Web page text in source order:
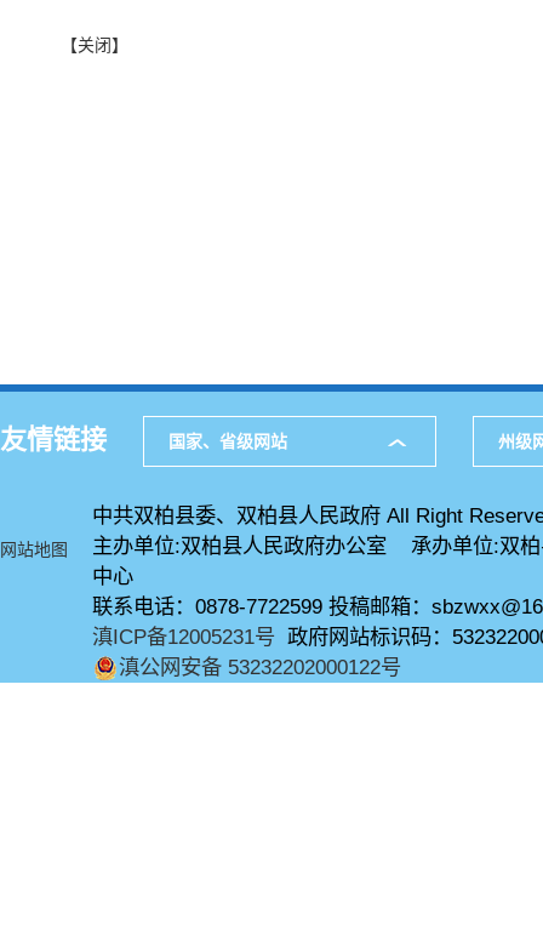
【关闭】
友情链接 国家、省级网站 州级
网站地图
中共双柏县委、双柏县人民政府 All Right
主办单位:双柏县人民政府办公室 承办单位:双
中心
联系电话：0878-7722599 投稿邮箱：
滇ICP备12005231号 政府网站标识码：
滇公网安备 53232202000122号